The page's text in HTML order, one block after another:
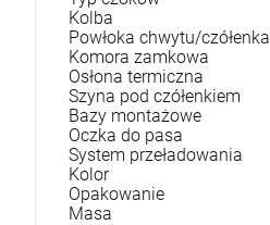
Kolba
Powłoka chwytu/czółenka
Komora zamkowa
Osłona termiczna
Szyna pod czółenkiem
Bazy montażowe
Oczka do pasa
System przeładowania
Kolor
Opakowanie
Masa